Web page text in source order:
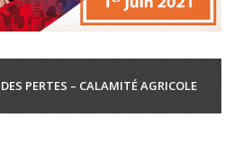
PERTES – CALAMITÉ AGRICOLE